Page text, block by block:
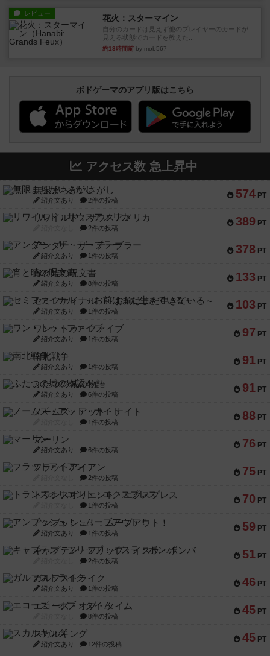
レビュー 花火：スターマイン
自分のカードは見えず他のプレイヤーのカードが
見える状態でカードを教えた...
約13時間前 by mob567
ボドゲーマのアプリ版はこちら
アクセス数 急上昇中
574 PT
無限まちがいさがし
紹介文あり 2件の投稿
389 PT
リワイルド：サウスアメリカ
2件の投稿
378 PT
アンダー・ザ・テーブラー
紹介文あり 1件の投稿
133 PT
宵と暁の呪文書
紹介文あり 8件の投稿
103 PT
セミファイナル ～お前はまだ生きている～
紹介文あり 1件の投稿
97 PT
ワン・トゥ・ファイブ
紹介文あり 1件の投稿
91 PT
南北戦争
紹介文あり 1件の投稿
91 PT
ふたつの城の物語
紹介文あり 6件の投稿
88 PT
ノームズ・アット・ナイト
1件の投稿
76 PT
マーリン
紹介文あり 6件の投稿
75 PT
フラットアイアン
2件の投稿
70 PT
トランスオリエント・エクスプレス
1件の投稿
59 PT
アンブッシュ！：ムーブアウト！
紹介文あり 1件の投稿
51 PT
キャプテン・フリップ：イスラ・ボンバ
2件の投稿
46 PT
ガルフストライク
紹介文あり 1件の投稿
45 PT
エコーズ・オブ・タイム
8件の投稿
45 PT
スカルキング
紹介文あり 12件の投稿